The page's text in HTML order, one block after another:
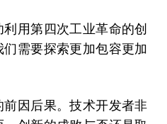
用第四次工业革命的创
需要探索更加包容更加
因后果。技术开发者非